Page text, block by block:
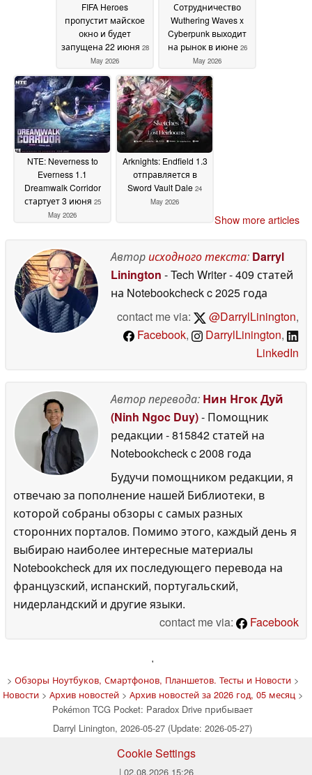
FIFA Heroes
пропустит майское
окно и будет
запущена 22 июня 28
May 2026
Сотрудничество
Wuthering Waves x
Cyberpunk выходит
на рынок в июне 26
May 2026
NTE: Neverness to
Everness 1.1
Dreamwalk Corridor
стартует 3 июня 25
May 2026
Arknights: Endfield 1.3
отправляется в
Sword Vault Dale 24
May 2026
Show more articles
Авторисходного текста: Darryl
Linington - Tech Writer- 409 статей
на Notebookcheckc 2025 года
contact me via:
@DarrylLinington,
Facebook, DarrylLinington,
LinkedIn
Автор перевода: Нин Нгок Дуй
(Ninh Ngoc Duy)- Помощник
редакции - 815842 статей на
Notebookcheckc 2008 года
Будучи помощником редакции, я
отвечаю за пополнение нашей Библиотеки, в
которой собраны обзоры с самых разных
сторонних порталов. Помимо этого, каждый день я
выбираю наиболее интересные материалы
Notebookcheck для их последующего перевода на
французский, испанский, португальский,
нидерландский и другие языки.
contact me via:
Facebook
'
> Обзоры Ноутбуков, Смартфонов, Планшетов. Тесты и Новости>
Новости> Архив новостей> Архив новостей за 2026 год, 05 месяц>
Pokémon TCG Pocket: Paradox Drive прибывает
Darryl Linington, 2026-05-27 (Update: 2026-05-27)
Cookie Settings
| 02.08.2026 15:26